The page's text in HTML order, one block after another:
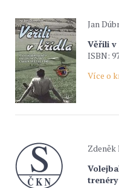
Jan
Věřili
ISBN:
Více o
trenéry